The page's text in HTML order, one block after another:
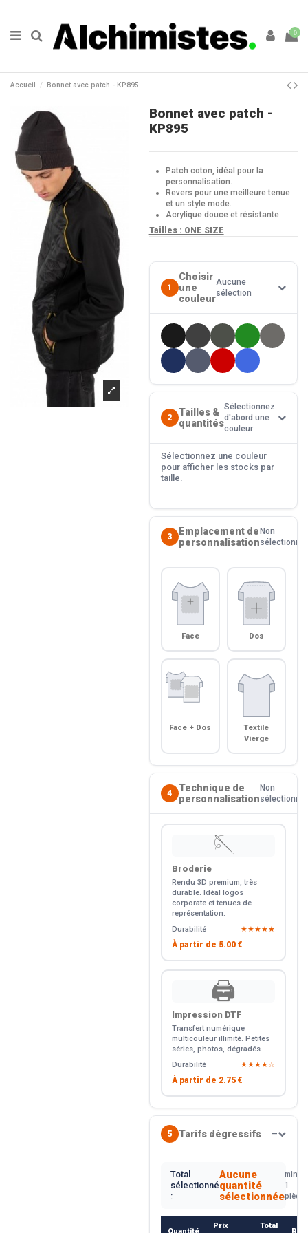
0
Accueil Bonnet avec patch - KP895
Bonnet avec patch -
KP895
Patch coton, idéal pour la
personnalisation.
Revers pour une meilleure tenue
et un style mode.
Acrylique douce et résistante.
Tailles : ONE SIZE
1
Choisir
une
couleur
Aucune
sélection
2
Tailles &
quantités
Sélectionnez
d'abord une
couleur
Sélectionnez une couleur
pour afficher les stocks par
taille.
3
Emplacement de
personnalisation
Non
sélectionné
Face Dos
Face + Dos
Textile
Vierge
4
Technique de
personnalisation
Non
sélectionné
🪡
Broderie
Rendu 3D premium, très
durable. Idéal logos
corporate et tenues de
représentation.
Durabilité
★★★★★
À partir de 5.00 €
🖨️
Impression DTF
Transfert numérique
multicouleur illimité. Petites
séries, photos, dégradés.
Durabilité
★★★★☆
À partir de 2.75 €
5 Tarifs dégressifs —
Total
sélectionné
:
Aucune
quantité
sélectionnée
min.
1
pièce
Quantité
Prix
Total